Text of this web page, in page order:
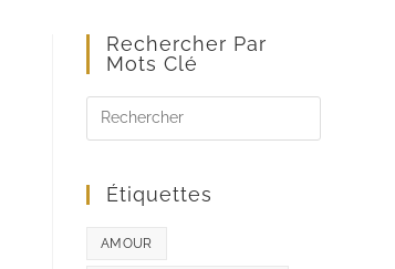
Rechercher Par
Mots Clé
Étiquettes
AMOUR